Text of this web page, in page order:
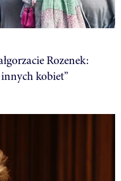
Rozenek:
innych kobiet”